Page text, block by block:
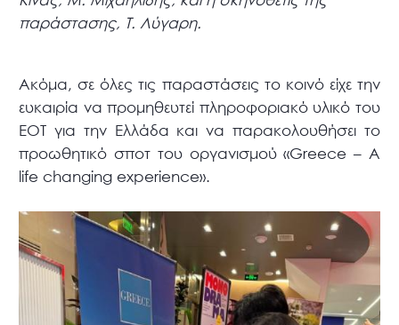
παράστασης, Τ. Λύγαρη.
Ακόμα, σε όλες τις παραστάσεις το κοινό είχε την
ευκαιρία να προμηθευτεί πληροφοριακό υλικό του
ΕΟΤ για την Ελλάδα και να παρακολουθήσει το
προωθητικό σποτ του οργανισμού «Greece – A
life changing experience».